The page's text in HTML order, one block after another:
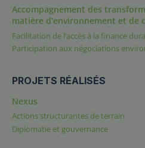
Accompagnement des
matière d’environnement et de
Facilitation de l’accès à la finance
Participation aux négociations
PROJETS RÉALISÉS
Nexus
Actions structurantes de terrain
Diplomatie et gouvernance